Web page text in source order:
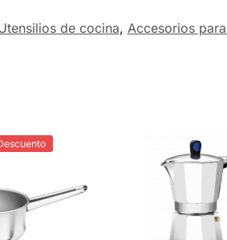
de cocina, Accesorios